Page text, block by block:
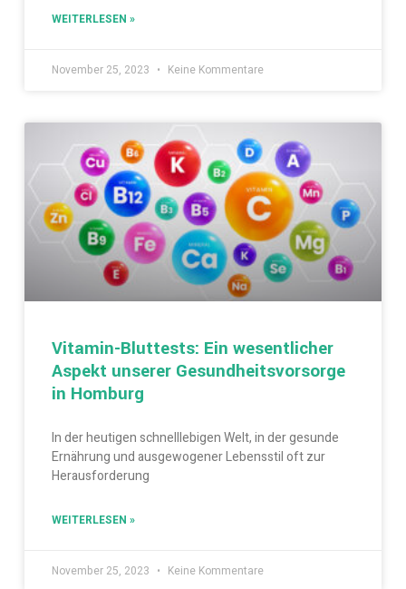
WEITERLESEN »
November 25, 2023 Keine Kommentare
Vitamin-Bluttests: Ein wesentlicher
Aspekt unserer Gesundheitsvorsorge
in Homburg
In der heutigen schnelllebigen Welt, in der gesunde
Ernährung und ausgewogener Lebensstil oft zur
Herausforderung
WEITERLESEN »
November 25, 2023 Keine Kommentare